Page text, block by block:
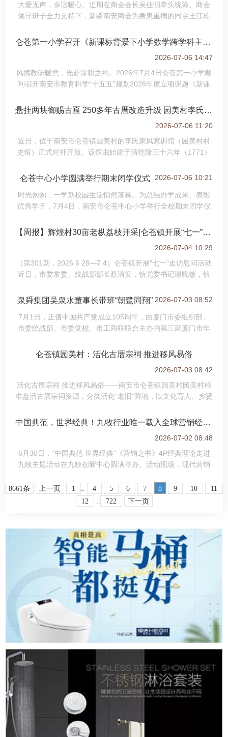
大爱无声，乡谊暖心。近期在商会会长吴佳明牵头统筹、商会
领导班子全力支持下，新疆南安商会为身患重病的同乡王江栋
乡贤纷纷主动伸出援手，不计多少、不
仑苍第一小学召开《新课标背景下小学数学跨学科主题学习实践研究》开题...
2026-07-06 14:47
风携教研暖意，光赴深耕之约。2026年7月4日仑苍第一小学顺
利召开南安市教育科学“十五五”规划2026年度立项课题《新课
加此次活动的有南安市仑苍第一小学
悬挂两块御赐古匾 250多年古厝改造升级 园美村李氏家风家训馆开门迎客
2026-07-06 11:20
近日，位于南安市仑苍镇园美村的李氏家风家训馆（园美村村
史馆）正式对外开放。该馆由始建于清乾隆三十六年（1771）
示、党群活动于一体的乡村精神文化新
仑苍中心小学圆满举行期末闭学仪式 2026-07-06 10:21
时光匆匆，一学期校园生活悄然落幕。为总结办学成果、表彰
优秀学子，7月4日，南安市仑苍中心小学举行全校期末闭学仪
始，苏副校长做学期教育教学总结，着重
【周报】辉煌村30亩老枞荔枝开采|仑苍镇开展“七一”走访慰问活动
2026-07-04 10:29
（第301期，2026 6 28—7 4）仑苍镇开展“七一”走访慰问活动
近日，市委常委、统战部部长蔡清安，镇党委书记谢晓敏，镇
慰问活动，为“光荣在党50年”
泉舜集团吴泉水董事长带班“朝鹭同翔” 2026-07-03 08:52
7月1日，正值中国共产党成立105周年，由厦门市委组织部、
市委统战部、市委党校、市工商联联合主办的第三期厦门市年
集团吴泉水董事长受邀担任本期特聘
仑苍镇园美村：活化古厝宗祠 推进移风易俗
2026-07-03 08:42
活化古厝宗祠 推进移风易俗——南安市仑苍镇园美村园美村精
准盘活古厝宗祠资源，分类活化“老旧”阵地，以文化育人、乡贤
文润俗。采取“众筹+修缮”模式
中国典范，世界经典！九牧行业唯一载入全球营销经典著作麦卡锡《营销之书》
2026-07-02 08:48
6月30日，“中国典范 世界经典”《营销之书》4P经典理论走进
九牧主题活动在九牧创新中心圆满举办。活动现场，现代营销
牧作为行业唯一中国品牌典范案例，
8661条 上一页 1 .. 4 5 6 7 8 9 10
11
12
.. 722 下一页